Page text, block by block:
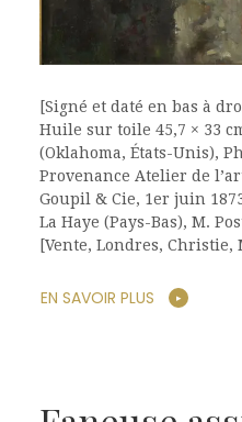
[Signé et daté en bas à
Huile sur toile 45,7 × 33
(Oklahoma, États-Unis),
Provenance Atelier de
Goupil & Cie, 1er juin
La Haye (Pays-Bas), M.
[Vente, Londres,
EN SAVOIR PLUS